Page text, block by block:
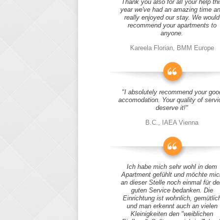
Thank you also for all your help
year we've had an amazing time
really enjoyed our stay. We would
recommend your apartments to
anyone.
Kareela Florian, BMM Europe
"I absolutely recommend your
accomodation. Your quality of
deserve it!"
B.C., IAEA Vienna
Ich habe mich sehr wohl in dem
Apartment gefühlt und möchte
an dieser Stelle noch einmal für
guten Service bedanken. Die
Einrichtung ist wohnlich,
und man erkennt auch an vielen
Kleinigkeiten den "weiblichen